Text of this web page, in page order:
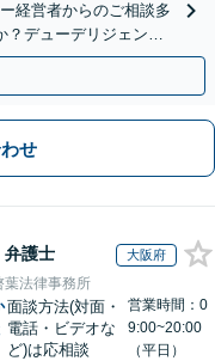
経営者からのご相談多
？デューデリジェンス
料】
せ
弁護士 大阪府
葉法律事務所
面談方法(対面・
電話・ビデオな
ど)は応相談
営業時間：0
9:00~20:00
（平日）